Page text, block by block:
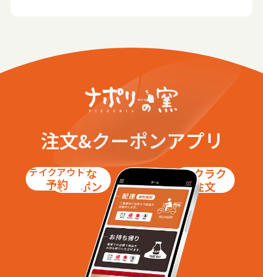
注文&クーポンアプリ
お得な
クーポン
テイクアウト
予約
ラクラク
注文